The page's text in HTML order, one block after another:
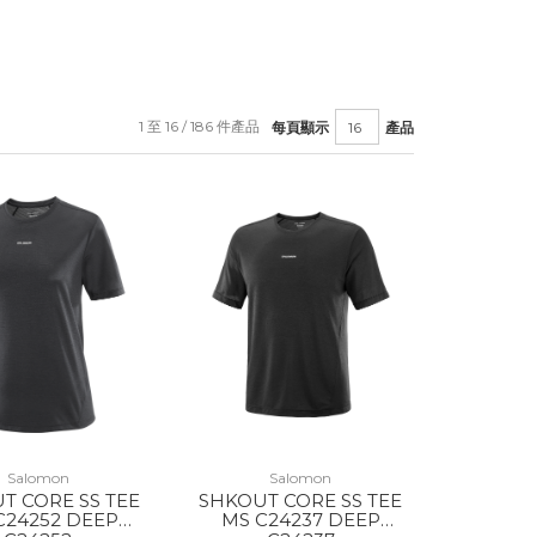
每頁顯示 產品
1 至 16 / 186 件產品
Salomon
CORE SS TEE
DEEP
Salomon
SHKOUT CORE SS TEE
MS C24237 DEEP